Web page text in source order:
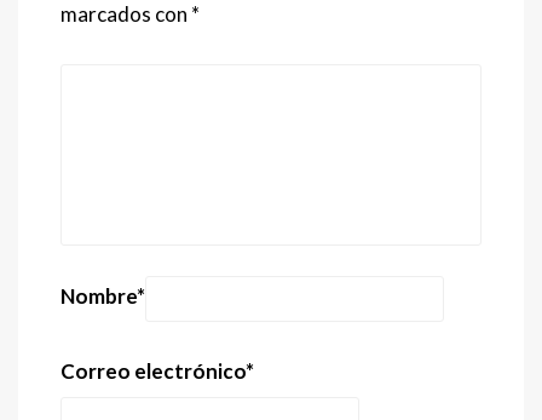
marcados con *
Nombre*
Correo electrónico*